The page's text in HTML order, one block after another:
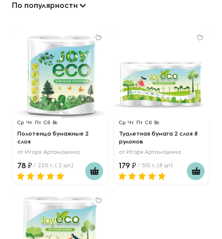
По популярности
Ср Чт Пт Сб Вс
Полотенца бумажные 2
слоя
от Игоря Артамошина
78 / 220 г. ( 2 шт.)
Ср Чт Пт Сб Вс
Туалетная бумага 2 слоя 8
рулонов
от Игоря Артамошина
179 / 510 г. (8 шт)